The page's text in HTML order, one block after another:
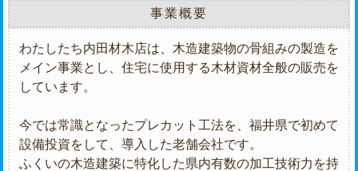
事業概要
わたしたち内田材木店は、木造建築物の骨組みの製造を
メイン事業とし、住宅に使用する木材資材全般の販売を
しています。
今では常識となったプレカット工法を、福井県で初めて
設備投資をして、導入した老舗会社です。
ふくいの木造建築に特化した県内有数の加工技術力を持